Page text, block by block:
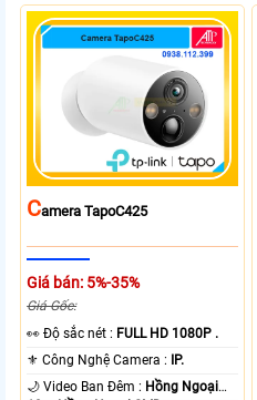
CAmera TapoC425
Giá bán: 5%-35%
Giá Gốc:
️👀 Độ sắc nét : FULL HD 1080P .
⚜️ Công Nghệ Camera :
IP.
🌙 Video Ban Đêm : Hồng Ngoại